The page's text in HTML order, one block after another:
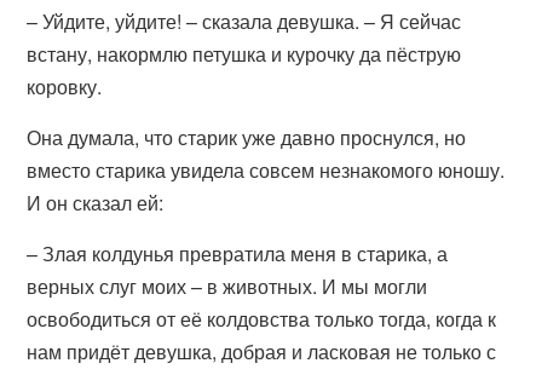
– Уйдите, уйдите! – сказала девушка. – Я сейчас
встану, накормлю петушка и курочку да пёструю
коровку.
Она думала, что старик уже давно проснулся, но
вместо старика увидела совсем незнакомого юношу.
И он сказал ей:
– Злая колдунья превратила меня в старика, а
верных слуг моих – в животных. И мы могли
освободиться от её колдовства только тогда, когда к
нам придёт девушка, добрая и ласковая не только с